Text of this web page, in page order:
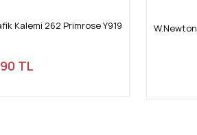
Kalemi 262 Primrose Y919
TL